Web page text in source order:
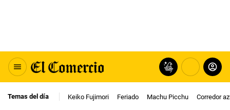
Temas del día Keiko Fujimori Feriado Machu Picchu Corredor